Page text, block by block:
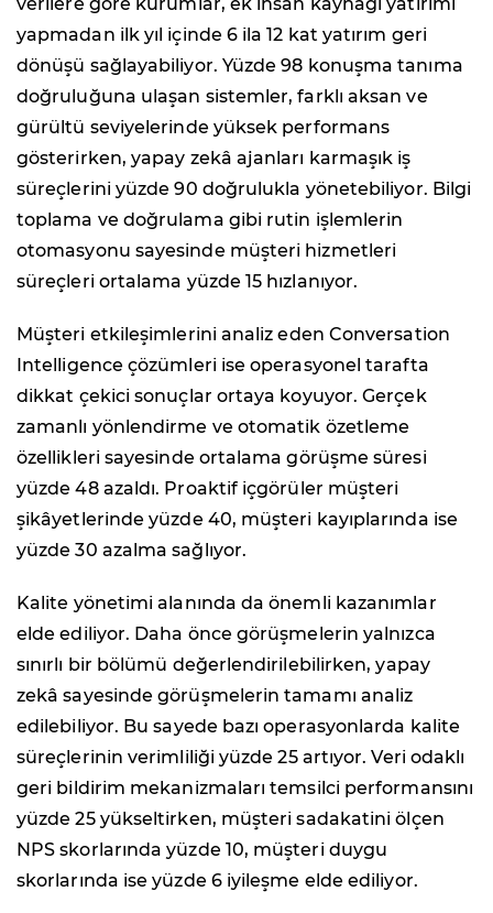
yapmadan ilk yıl içinde 6 ila 12 kat yatırım geri
dönüşü sağlayabiliyor. Yüzde 98 konuşma tanıma
doğruluğuna ulaşan sistemler, farklı aksan ve
gürültü seviyelerinde yüksek performans
gösterirken, yapay zekâ ajanları karmaşık iş
süreçlerini yüzde 90 doğrulukla yönetebiliyor. Bilgi
toplama ve doğrulama gibi rutin işlemlerin
otomasyonu sayesinde müşteri hizmetleri
süreçleri ortalama yüzde 15 hızlanıyor.
Müşteri etkileşimlerini analiz eden Conversation
Intelligence çözümleri ise operasyonel tarafta
dikkat çekici sonuçlar ortaya koyuyor. Gerçek
zamanlı yönlendirme ve otomatik özetleme
özellikleri sayesinde ortalama görüşme süresi
yüzde 48 azaldı. Proaktif içgörüler müşteri
şikâyetlerinde yüzde 40, müşteri kayıplarında ise
yüzde 30 azalma sağlıyor.
Kalite yönetimi alanında da önemli kazanımlar
elde ediliyor. Daha önce görüşmelerin yalnızca
sınırlı bir bölümü değerlendirilebilirken, yapay
zekâ sayesinde görüşmelerin tamamı analiz
edilebiliyor. Bu sayede bazı operasyonlarda kalite
süreçlerinin verimliliği yüzde 25 artıyor. Veri odaklı
geri bildirim mekanizmaları temsilci performansını
yüzde 25 yükseltirken, müşteri sadakatini ölçen
NPS skorlarında yüzde 10, müşteri duygu
skorlarında ise yüzde 6 iyileşme elde ediliyor.